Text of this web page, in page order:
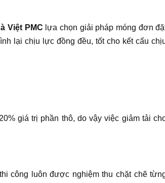
Việt PMC lựa chọn giải pháp móng đơn
lại chịu lực đồng đều, tốt cho kết cấu
giá trị phần thô, do vậy việc giảm tải
công luôn được nghiệm thu chặt chẽ